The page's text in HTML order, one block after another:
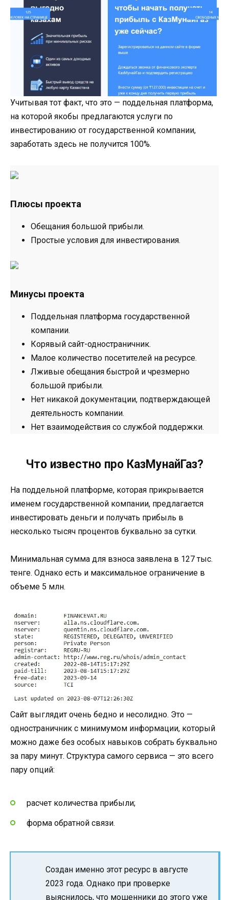
Учитывая тот факт, что это — поддельная платформа,
на которой якобы предлагаются услуги по
инвестированию от государственной компании,
заработать здесь не получится 100%.
Плюсы проекта
Обещания большой прибыли.
Простые условия для инвестирования.
Минусы проекта
Поддельная платформа государственной
компании.
Корявый сайт-одностраничник.
Малое количество посетителей на ресурсе.
Лживые обещания быстрой и чрезмерно
большой прибыли.
Нет никакой документации, подтверждающей
деятельность компании.
Нет взаимодействия со службой поддержки.
Что известно про КазМунайГаз?
На поддельной платформе, которая прикрывается
именем государственной компании, предлагается
инвестировать деньги и получать прибыль в
несколько тысяч процентов буквально за сутки.
Минимальная сумма для взноса заявлена в 127 тыс.
тенге. Однако есть и максимальное ограничение в
объеме 5 млн.
Сайт выглядит очень бедно и несолидно. Это —
одностраничник с минимумом информации, который
можно даже без особых навыков собрать буквально
за пару минут. Структура самого сервиса — это всего
пару опций:
расчет количества прибыли;
форма обратной связи.
Создан именно этот ресурс в августе
2023 года. Однако при проверке
выяснилось, что мошенники до этого уже